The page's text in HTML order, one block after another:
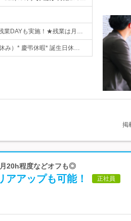
業DAYも実施！★残業は月…
み）* 慶弔休暇* 誕生日休…
掲
20h程度などオフも◎
アップも可能！ 正社員